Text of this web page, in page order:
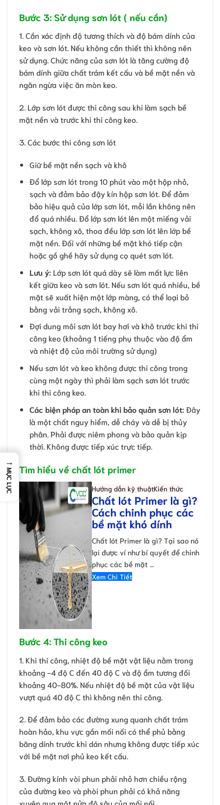
Bước 3: Sử dụng sơn lót ( nếu cần)
1. Cần xác định độ tương thích và độ bám dính của
keo và sơn lót. Nếu không cần thiết thì không nên
sử dụng. Chức năng của sơn lót là tăng cường độ
bám dính giữa chất trám kết cấu và bề mặt nền và
ngăn ngừa việc ăn mòn keo.
2. Lớp sơn lót được thi công sau khi làm sạch bề
mặt nền và trước khi thi công keo.
3. Các bước thi công sơn lót
Giữ bề mặt nền sạch và khô
Đổ lớp sơn lót trong 10 phút vào một hộp nhỏ,
sạch và đảm bảo đậy kín hộp sơn lót. Để đảm
bảo hiệu quả của lớp sơn lót, mỗi lần không nên
đổ quá nhiều. Đổ lớp sơn lót lên một miếng vải
sạch, không xô, thoa đều lớp sơn lót lên lớp bề
mặt nền. Đối với những bề mặt khó tiếp cận
hoặc gồ ghề hãy sử dụng cọ quét sơn lót.
Lưu ý: Lớp sơn lót quá dày sẽ làm mất lực liên
kết giữa keo và sơn lót. Nếu sơn lót quá nhiều, bề
mặt sẽ xuất hiện một lớp màng, có thể loại bỏ
bằng vải trắng sạch, không xô.
Đợi dung môi sơn lót bay hơi và khô trước khi thi
công keo (khoảng 1 tiếng phụ thuộc vào độ ẩm
và nhiệt độ của môi trường sử dụng)
Nếu sơn lót và keo không được thi công trong
cùng một ngày thì phải làm sạch sơn lót trước
khi thi công keo.
Các biện pháp an toàn khi bảo quản sơn lót: Đây
là một chất nguy hiểm, dễ cháy và dễ bị thủy
phân. Phải được niêm phong và bảo quản kịp
thời. Không được tiếp xúc trực tiếp.
Tìm hiểu về chất lót primer
Hướng dẫn kỹ thuậtKiến thức
Chất lót Primer là gì?
Cách chinh phục các
bề mặt khó dính
Chất lót Primer là gì? Tại sao nó
lại được ví như bí quyết để chinh
phục các bề mặt …
Xem Chi Tiết
Bước 4: Thi công keo
1. Khi thi công, nhiệt độ bề mặt vật liệu nằm trong
khoảng -4 độ C đến 40 độ C và độ ẩm tương đối
khoảng 40-80%. Nếu nhiệt độ bề mặt của vật liệu
vượt quá 40 độ C thì không nên thi công.
2. Để đảm bảo các đường xung quanh chất trám
hoàn hảo, khu vực gần mối nối có thể phủ bằng
băng dính trước khi dán nhưng không được tiếp xúc
với bề mặt nơi phủ keo kết cấu.
3. Đường kính vòi phun phải nhỏ hơn chiều rộng
của đường keo và phòi phun phải có khả năng
xuyên qua một nửa độ sâu của mối nối.
→
MỤC LỤC